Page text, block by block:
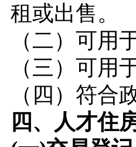
租或出售。
（二）可用
（三）可用
（四）符合
四、人才住